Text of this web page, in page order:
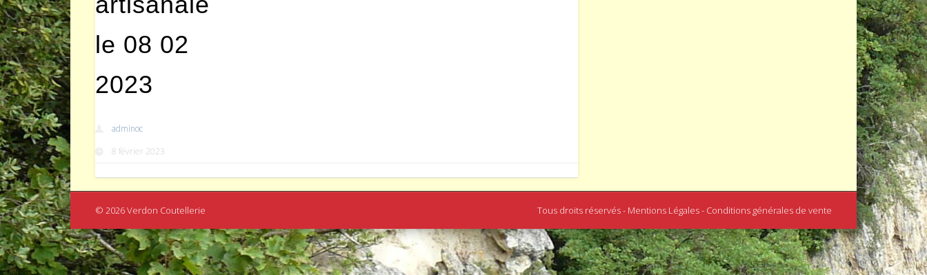
le 08 02
2023
adminoc
8 février 2023
© 2026 Verdon Coutellerie Tous droits réservés - Mentions Légales - Conditions générales de vente